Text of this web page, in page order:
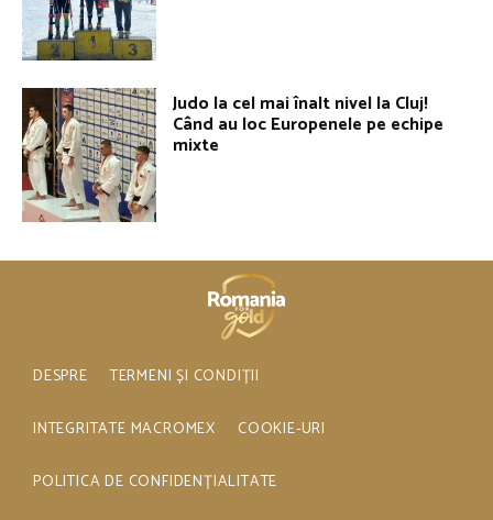
Judo la cel mai înalt nivel la Cluj!
Când au loc Europenele pe echipe
mixte
DESPRE TERMENI ȘI CONDIȚII
INTEGRITATE MACROMEX COOKIE-URI
POLITICA DE CONFIDENȚIALITATE